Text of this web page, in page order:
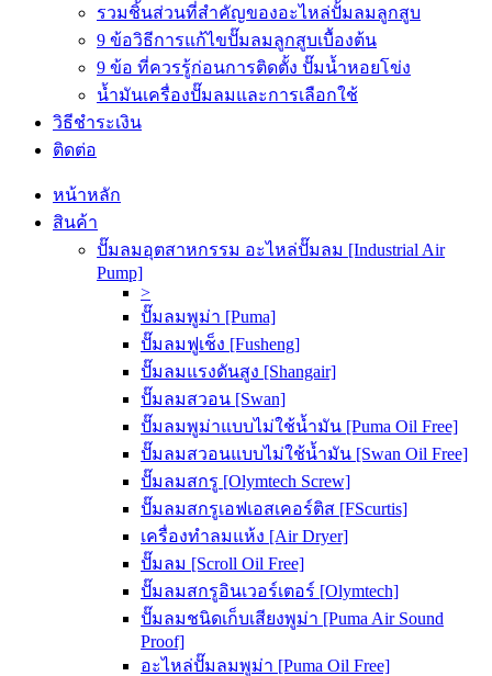
รวมชิ้นส่วนที่สำคัญของอะไหล่ปั้มลมลูกสูบ
9 ข้อวิธีการแก้ไขปั๊มลมลูกสูบเบื้องต้น
9 ข้อ ที่ควรรู้ก่อนการติดตั้ง ปั๊มน้ำหอยโข่ง
น้ำมันเครื่องปั๊มลมและการเลือกใช้
วิธีชำระเงิน
ติดต่อ
หน้าหลัก
สินค้า
ปั๊มลมอุตสาหกรรม อะไหล่ปั๊มลม [Industrial Air
Pump]
>
ปั๊มลมพูม่า [Puma]
ปั๊มลมฟูเช็ง [Fusheng]
ปั๊มลมแรงดันสูง [Shangair]
ปั๊มลมสวอน [Swan]
ปั๊มลมพูม่าแบบไม่ใช้น้ำมัน [Puma Oil Free]
ปั๊มลมสวอนแบบไม่ใช้น้ำมัน [Swan Oil Free]
ปั๊มลมสกรู [Olymtech Screw]
ปั๊มลมสกรูเอฟเอสเคอร์ติส [FScurtis]
เครื่องทำลมแห้ง [Air Dryer]
ปั๊มลม [Scroll Oil Free]
ปั๊มลมสกรูอินเวอร์เตอร์ [Olymtech]
ปั๊มลมชนิดเก็บเสียงพูม่า [Puma Air Sound
Proof]
อะไหล่ปั๊มลมพูม่า [Puma Oil Free]